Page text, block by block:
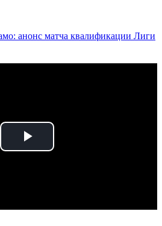
анонс матча квалификации Лиги
Play